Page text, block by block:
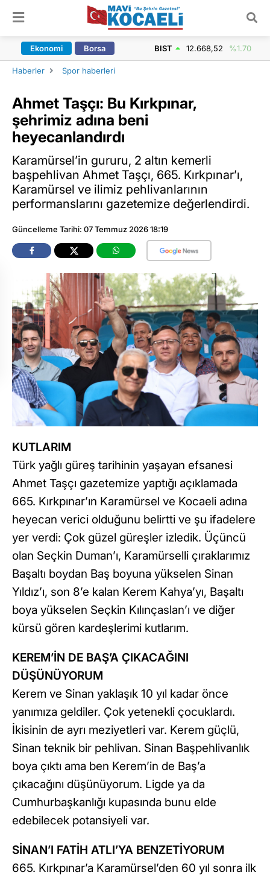
Ekonomi Borsa BIST 12.668,52 %1.70
Haberler Spor haberleri
Ahmet Taşçı: Bu Kırkpınar,
şehrimiz adına beni
heyecanlandırdı
Karamürsel’in gururu, 2 altın kemerli
başpehlivan Ahmet Taşçı, 665. Kırkpınar’ı,
Karamürsel ve ilimiz pehlivanlarının
performanslarını gazetemize değerlendirdi.
Güncelleme Tarihi: 07 Temmuz 2026 18:19
KUTLARIM
Türk yağlı güreş tarihinin yaşayan efsanesi
Ahmet Taşçı gazetemize yaptığı açıklamada
665. Kırkpınar’ın Karamürsel ve Kocaeli adına
heyecan verici olduğunu belirtti ve şu ifadelere
yer verdi: Çok güzel güreşler izledik. Üçüncü
olan Seçkin Duman’ı, Karamürselli çıraklarımız
Başaltı boydan Baş boyuna yükselen Sinan
Yıldız’ı, son 8’e kalan Kerem Kahya’yı, Başaltı
boya yükselen Seçkin Kılınçaslan’ı ve diğer
kürsü gören kardeşlerimi kutlarım.
KEREM’İN DE BAŞ’A ÇIKACAĞINI
DÜŞÜNÜYORUM
Kerem ve Sinan yaklaşık 10 yıl kadar önce
yanımıza geldiler. Çok yetenekli çocuklardı.
İkisinin de ayrı meziyetleri var. Kerem güçlü,
Sinan teknik bir pehlivan. Sinan Başpehlivanlık
boya çıktı ama ben Kerem’in de Baş’a
çıkacağını düşünüyorum. Ligde ya da
Cumhurbaşkanlığı kupasında bunu elde
edebilecek potansiyeli var.
SİNAN’I FATİH ATLI’YA BENZETİYORUM
665. Kırkpınar’a Karamürsel’den 60 yıl sonra ilk